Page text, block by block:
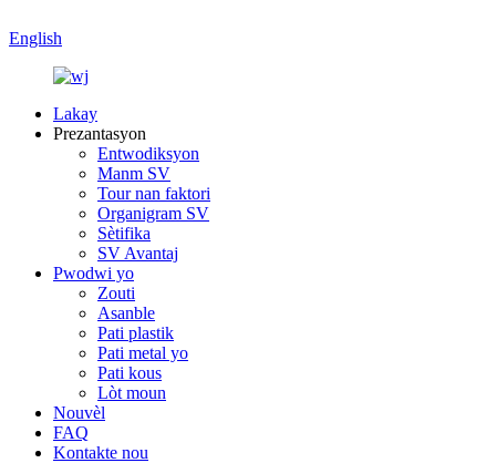
English
Lakay
Prezantasyon
Entwodiksyon
Manm SV
Tour nan faktori
Organigram SV
Sètifika
SV Avantaj
Pwodwi yo
Zouti
Asanble
Pati plastik
Pati metal yo
Pati kous
Lòt moun
Nouvèl
FAQ
Kontakte nou